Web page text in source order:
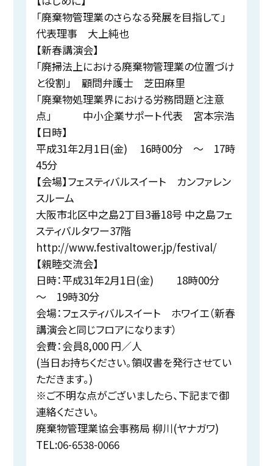
「廃棄物管理業のさらなる発展を目指して」
代表理事 大上純也
【新春講演会】
「廃掃法上における廃棄物管理業の位置づけ
と役割」 顧問弁護士 芝田麻里
「廃棄物処理業界における労務問題と注意
点」 中小企業サポート代表 宮本宗浩
【日時】
平成31年2月1日(金) 16時00分 ～ 17時
45分
【会場】フェスティバルスイート カンファレン
スルーム
大阪市北区中之島2丁目3番18号 中之島フェ
スティバルタワー37階
http://www.festivaltower.jp/festival/
【親睦交流会】
日時：平成31年2月1日(金) 18時00分
～ 19時30分
会場：フェスティバルスイート ホワイエ（新春
講演会と同じフロアになります）
会費：会員8,000 円／人
(当日お持ちください。領収書を発行させてい
ただきます。)
※ご不明な点がございましたら、下記まで御
連絡ください。
廃棄物管理業協会事務局 柳川(ヤナガワ)
TEL:06-6538-0066